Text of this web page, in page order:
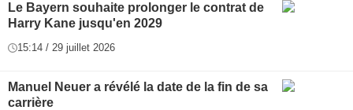
Le Bayern souhaite prolonger le contrat de
Harry Kane jusqu'en 2029
15:14 / 29 juillet 2026
Manuel Neuer a révélé la date de la fin de sa
carrière